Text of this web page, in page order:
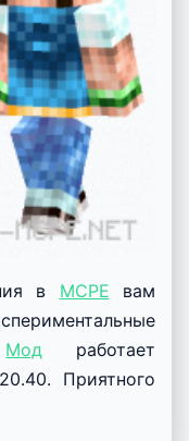
в MCPE вам
Мод работает
Приятного